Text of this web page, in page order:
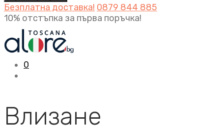
Безплатна доставка! 0879 844 885
10% отстъпка за първа поръчка!
0
Влизане